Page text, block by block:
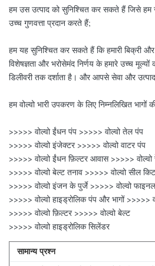
हम उस उत्पाद को सुनिश्चित कर सकते हैं जिसे हम
उच्च गुणवत्ता प्रदान करते हैं;
हम यह सुनिश्चित कर सकते हैं कि हमारी बिक्री और
विशेषज्ञता और भरोसेमंद निर्णय के हमारे उच्च
डिलीवरी तक दर्शाता है। और आपसे सेवा और
हम वोल्वो भारी उपकरण के लिए निम्नलिखित
>>>>> वोल्वो ईंधन पंप >>>>> वोल्वो तेल पंप
>>>>> वोल्वो इंजेक्टर >>>>> वोल्वो वाटर पंप
>>>>> वोल्वो ईंधन फ़िल्टर आवास >>>>> वोल्वो
>>>>> वोल्वो बेल्ट तनाव >>>>> वोल्वो सील किट
>>>>> वोल्वो इंजन के पुर्जे >>>>> वोल्वो
>>>>> वोल्वो हाइड्रोलिक पंप और भागों >>>>>
>>>>> वोल्वो फ़िल्टर >>>>> वोल्वो बेल्ट
>>>>> वोल्वो हाइड्रोलिक सिलेंडर
सामान्य प्रश्न